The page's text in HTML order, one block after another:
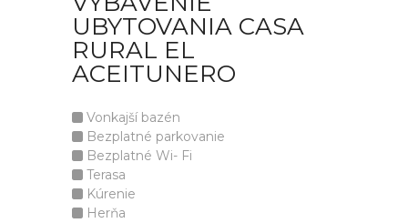
UBYTOVANIA CASA
RURAL EL
ACEITUNERO
Vonkajší bazén
Bezplatné parkovanie
Bezplatné Wi- Fi
Terasa
Kúrenie
Herňa